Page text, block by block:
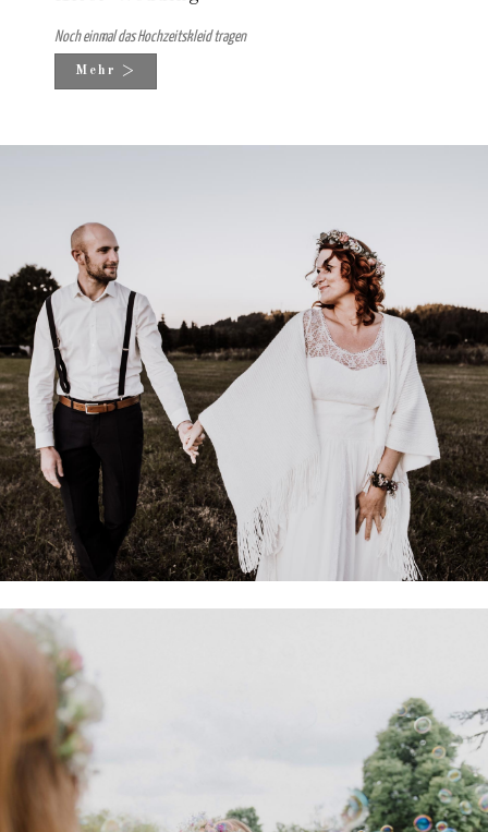
Noch einmal das Hochzeitskleid tragen
Mehr >